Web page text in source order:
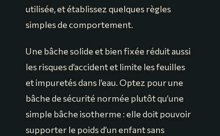
utilisée, et établissez quelques règles
simples de comportement.
Une bâche solide et bien fixée réduit aussi
les risques d’accident et limite les feuilles
et impuretés dans l’eau. Optez pour une
bâche de sécurité normée plutôt qu’une
simple bâche isotherme : elle doit pouvoir
supporter le poids d’un enfant sans